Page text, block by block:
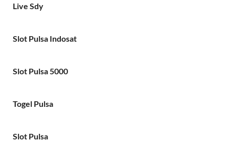
Live Sdy
Slot Pulsa Indosat
Slot Pulsa 5000
Togel Pulsa
Slot Pulsa